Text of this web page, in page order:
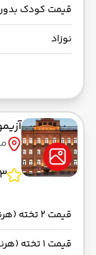
قیمت کودک
نوزاد
3 ستاره
قیمت 2 تخته (هرنفر)
قیمت 1 تخته (هرنفر)